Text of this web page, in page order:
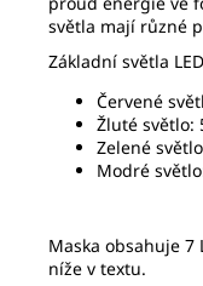
světla mají různé
Základní světla
Červené
Žluté světlo:
Zelené
Modré
Maska obsahuje 7
níže v textu.